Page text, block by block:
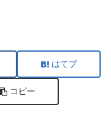
はてブ
コピー